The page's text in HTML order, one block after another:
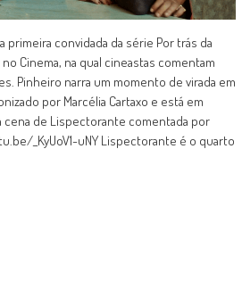
primeira convidada da série Por trás da
Cinema, na qual cineastas comentam
Pinheiro narra um momento de virada em
por Marcélia Cartaxo e está em
cena de Lispectorante comentada por
_KyUoV1-uNY Lispectorante é o quarto